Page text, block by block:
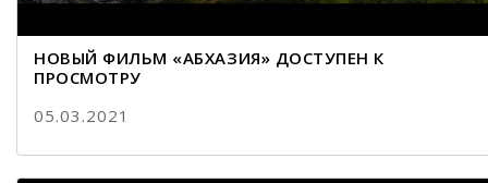
НОВЫЙ ФИЛЬМ «АБХАЗИЯ» ДОСТУПЕН К
ПРОСМОТРУ
05.03.2021